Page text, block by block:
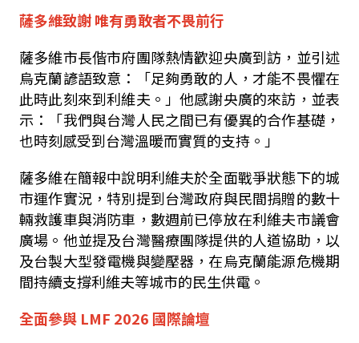
薩多維致謝唯有勇敢者不畏前行
薩多維市長偕市府團隊熱情歡迎央廣到訪，並引述
烏克蘭諺語致意：「足夠勇敢的人，才能不畏懼在
此時此刻來到利維夫。」他感謝央廣的來訪，並表
示：「我們與台灣人民之間已有優異的合作基礎，
也時刻感受到台灣溫暖而實質的支持。」
薩多維在簡報中說明利維夫於全面戰爭狀態下的城
市運作實況，特別提到台灣政府與民間捐贈的數十
輛救護車與消防車，數週前已停放在利維夫市議會
廣場。他並提及台灣醫療團隊提供的人道協助，以
及台製大型發電機與變壓器，在烏克蘭能源危機期
間持續支撐利維夫等城市的民生供電。
全面參與LMF 2026 國際論壇